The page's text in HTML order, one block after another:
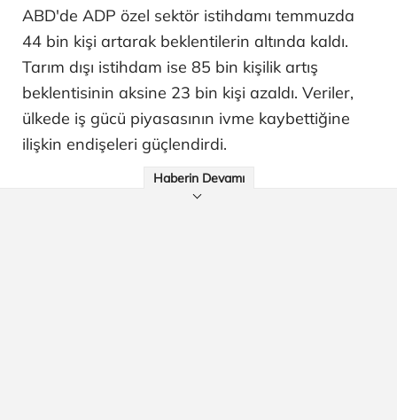
ABD'de ADP özel sektör istihdamı temmuzda
44 bin kişi artarak beklentilerin altında kaldı.
Tarım dışı istihdam ise 85 bin kişilik artış
beklentisinin aksine 23 bin kişi azaldı. Veriler,
ülkede iş gücü piyasasının ivme kaybettiğine
ilişkin endişeleri güçlendirdi.
Haberin Devamı